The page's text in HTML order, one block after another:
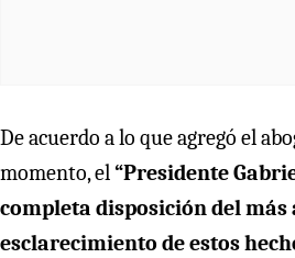
De acuerdo a lo que agregó el
momento, el“Presidente
completa disposición del más
esclarecimiento de estos